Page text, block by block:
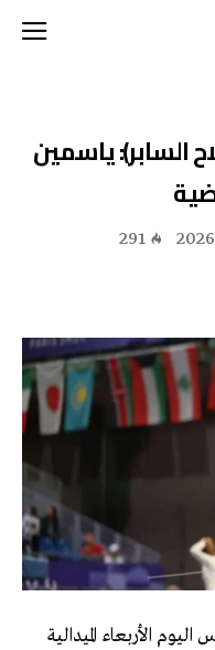
السابر): ياسمين
291
الأربعاء الميدالية